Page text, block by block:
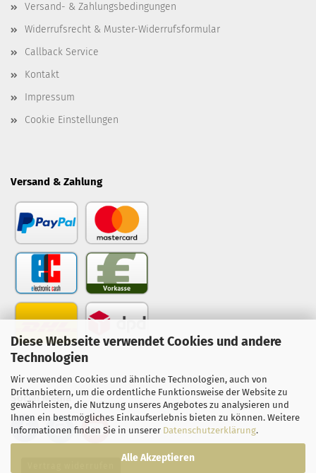
Diese Webseite verwendet Cookies und andere
Technologien
Wir verwenden Cookies und ähnliche Technologien, auch von
Drittanbietern, um die ordentliche Funktionsweise der Website zu
gewährleisten, die Nutzung unseres Angebotes zu analysieren und
Ihnen ein bestmögliches Einkaufserlebnis bieten zu können. Weitere
Informationen finden Sie in unserer Datenschutzerklärung.
Alle Akzeptieren
Versand- & Zahlungsbedingungen
Widerrufsrecht & Muster-Widerrufsformular
Callback Service
Kontakt
Impressum
Cookie Einstellungen
Versand & Zahlung
Social Media